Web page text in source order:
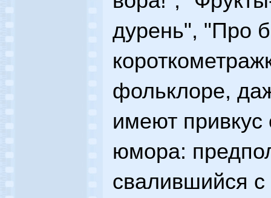
дурень", "Про
фольклоре,
имеют привкус
юмора:
свалившийся с